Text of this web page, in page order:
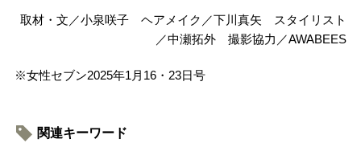
取材・文／小泉咲子 ヘアメイク／下川真矢 スタイリスト
／中瀬拓外 撮影協力／AWABEES
※女性セブン2025年1月16・23日号
関連キーワード